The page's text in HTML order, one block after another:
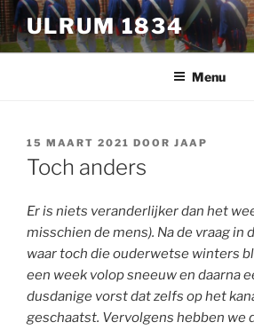
Ga
naar
de
ULRUM 1834
Menu
GEPLAATST
OP
15 MAART 2021 DOOR JAAP
Toch anders
Er is niets veranderlijker dan het
misschien de mens). Na de vraag in
waar toch die ouderwetse winters
een week volop sneeuw en daarna
dusdanige vorst dat zelfs op het
geschaatst. Vervolgens hebben we